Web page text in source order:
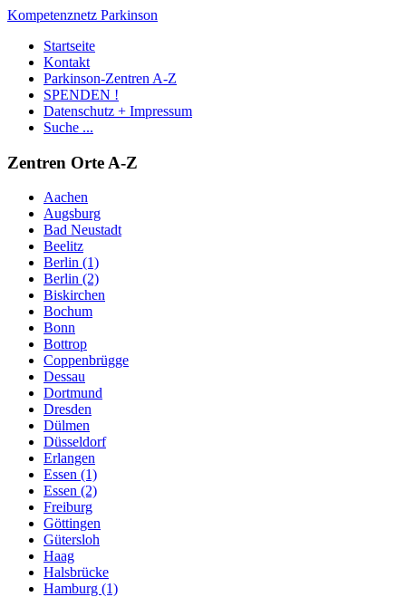
Kompetenznetz Parkinson
Startseite
Kontakt
Parkinson-Zentren A-Z
SPENDEN !
Datenschutz + Impressum
Suche ...
Zentren Orte A-Z
Aachen
Augsburg
Bad Neustadt
Beelitz
Berlin (1)
Berlin (2)
Biskirchen
Bochum
Bonn
Bottrop
Coppenbrügge
Dessau
Dortmund
Dresden
Dülmen
Düsseldorf
Erlangen
Essen (1)
Essen (2)
Freiburg
Göttingen
Gütersloh
Haag
Halsbrücke
Hamburg (1)